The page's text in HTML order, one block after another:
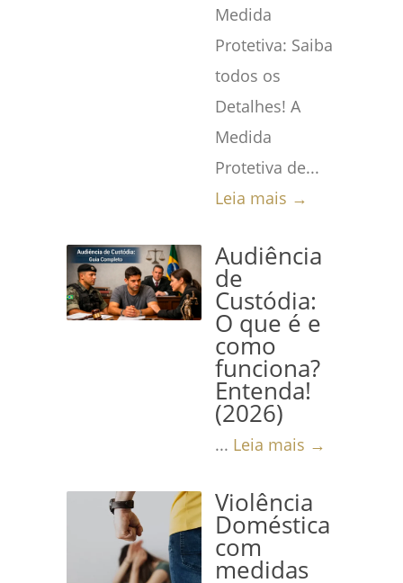
Medida
Protetiva: Saiba
todos os
Detalhes! A
Medida
Protetiva de...
Leia mais →
Audiência
de
Custódia:
O que é e
como
funciona?
Entenda!
(2026)
... Leia mais →
Violência
Doméstica
com
medidas